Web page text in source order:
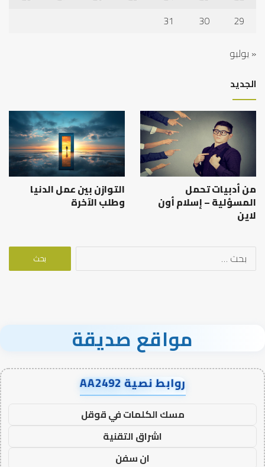
29
30
31
« يوليو
الجديد
من أدبيات تحمل
المسؤلية – إسلام أون
لاين
التوازن بين عمل الدنيا
وطلب الآخرة
البحث
مواقع صديقة
روابط نصية AA2492
مسك الكلمات في قوقل
اشراق التقنية
ان سفن